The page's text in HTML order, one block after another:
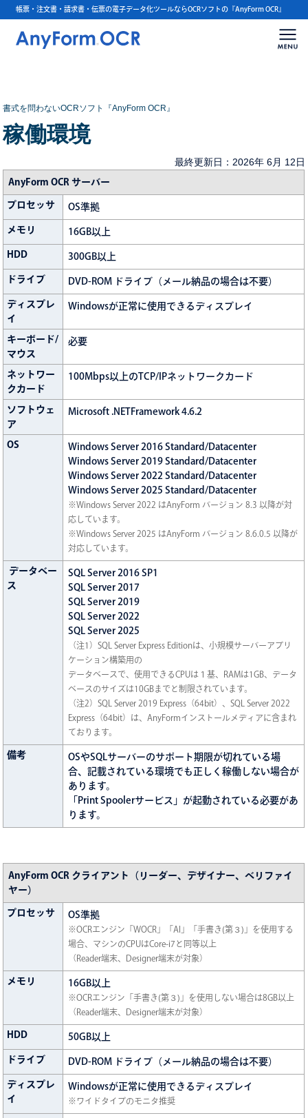
帳票・注文書・請求書・伝票の電子データ化ツールならOCRソフトの『AnyForm OCR』
書式を問わないOCRソフト『AnyForm OCR』
稼働環境
最終更新日：2026年 6月 12日
AnyForm OCR サーバー
プロセッサ OS準拠
メモリ 16GB以上
HDD 300GB以上
ドライブ DVD-ROM ドライブ（メール納品の場合は不要）
ディスプレ
イ
Windowsが正常に使用できるディスプレイ
キーボード/
マウス
必要
ネットワー
クカード
100Mbps以上のTCP/IPネットワークカード
ソフトウェ
ア
Microsoft .NETFramework 4.6.2
OS
Windows Server 2016 Standard/Datacenter
Windows Server 2019 Standard/Datacenter
Windows Server 2022 Standard/Datacenter
Windows Server 2025 Standard/Datacenter
※Windows Server 2022 はAnyForm バージョン 8.3 以降が対
応しています。
※Windows Server 2025 はAnyForm バージョン 8.6.0.5 以降が
対応しています。
データベー
ス
SQL Server 2016 SP1
SQL Server 2017
SQL Server 2019
SQL Server 2022
SQL Server 2025
（注1）SQL Server Express Editionは、小規模サーバーアプリ
ケーション構築用の
データベースで、使用できるCPUは１基、RAMは1GB、データ
ベースのサイズは10GBまでと制限されています。
（注2）SQL Server 2019 Express（64bit）、SQL Server 2022
Express（64bit）は、AnyFormインストールメディアに含まれ
ております。
備考
OSやSQLサーバーのサポート期限が切れている場
合、記載されている環境でも正しく稼働しない場合が
あります。
「Print Spoolerサービス」が起動されている必要があ
ります。
AnyForm OCR クライアント（リーダー、デザイナー、ベリファイ
ヤー）
プロセッサ OS準拠
※OCRエンジン「WOCR」「AI」「手書き(第３)」を使用する
場合、マシンのCPUはCore-i7と同等以上
（Reader端末、Designer端末が対象）
メモリ 16GB以上
※OCRエンジン「手書き(第３)」を使用しない場合は8GB以上
（Reader端末、Designer端末が対象）
HDD 50GB以上
ドライブ DVD-ROM ドライブ（メール納品の場合は不要）
ディスプレ
イ
Windowsが正常に使用できるディスプレイ
※ワイドタイプのモニタ推奨